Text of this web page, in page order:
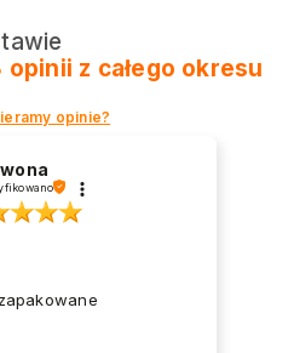
manicure!
opinii z całego okresu
opinie?